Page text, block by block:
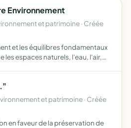
Environnement
et patrimoine · Créée
et les équilibres fondamentaux
les espaces naturels, l'eau, l'air,
et patrimoine · Créée
en faveur de la préservation de